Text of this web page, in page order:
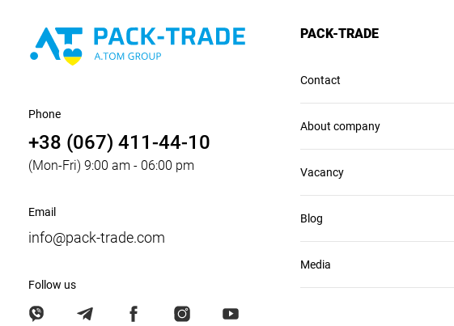
Phone
+38 (067) 411-44-10
(Mon-Fri) 9:00 am - 06:00 pm
Email
info@pack-trade.com
Follow us
PACK-TRADE
Contact
About company
Vacancy
Blog
Media